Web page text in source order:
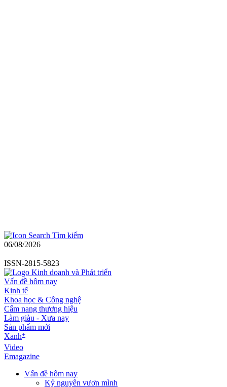
Tìm kiếm
06/08/2026
ISSN-2815-5823
Vấn đề hôm nay
Kinh tế
Khoa học & Công nghệ
Cẩm nang thương hiệu
Làm giàu - Xưa nay
Sản phẩm mới
Xanh+
Video
Emagazine
Vấn đề hôm nay
Kỷ nguyên vươn mình